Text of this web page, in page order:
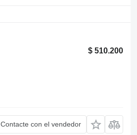
$ 510.200
Contacte con el vendedor